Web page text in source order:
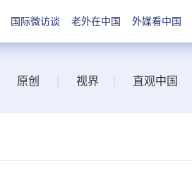
国际微访谈 老外在中国 外媒看中国
原创 视界 直观中国